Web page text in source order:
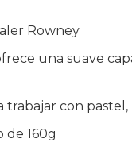
Rowney
una suave
con pastel,
de 160g